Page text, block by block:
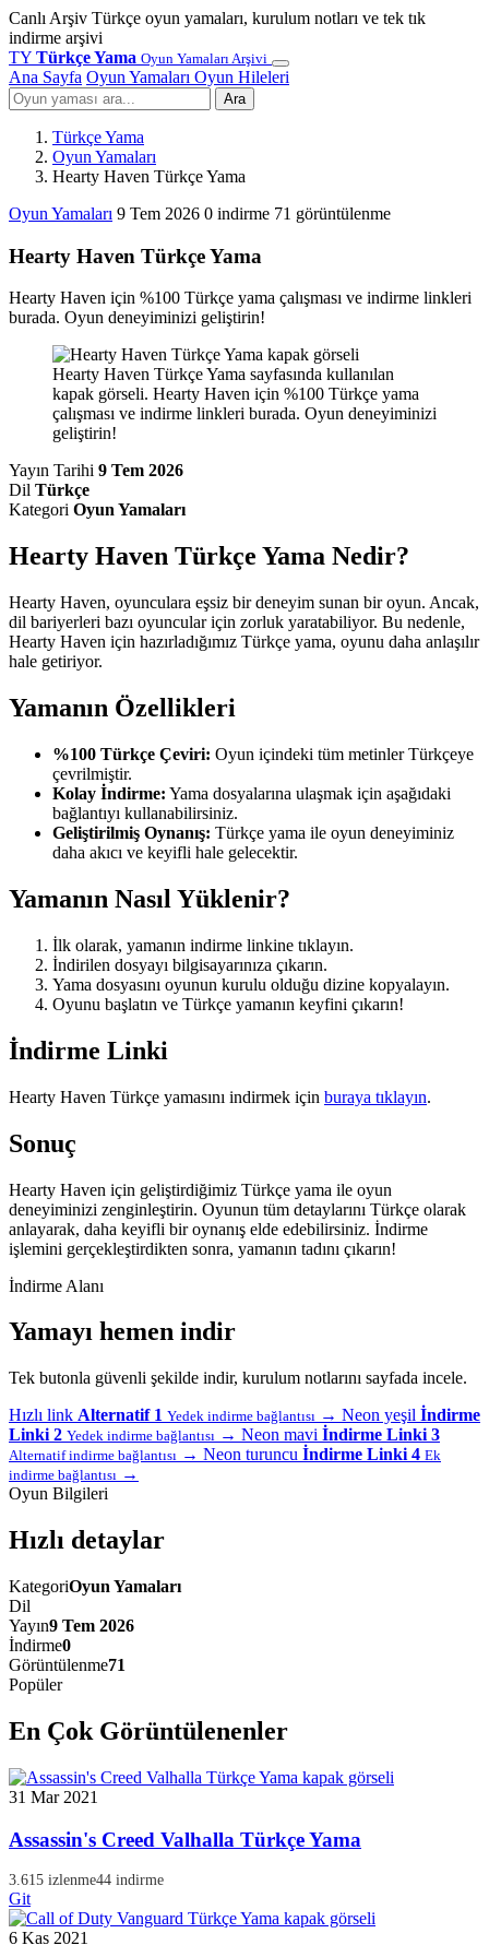
Canlı Arşiv Türkçe oyun yamaları, kurulum notları ve tek tık
indirme arşivi
TY Türkçe Yama Oyun Yamaları Arşivi
Ana Sayfa Oyun Yamaları Oyun Hileleri
Ara
Türkçe Yama
Oyun Yamaları
Hearty Haven Türkçe Yama
Oyun Yamaları 9 Tem 2026 0 indirme 71 görüntülenme
Hearty Haven Türkçe Yama
Hearty Haven için %100 Türkçe yama çalışması ve indirme linkleri
burada. Oyun deneyiminizi geliştirin!
Hearty Haven Türkçe Yama sayfasında kullanılan
kapak görseli. Hearty Haven için %100 Türkçe yama
çalışması ve indirme linkleri burada. Oyun deneyiminizi
geliştirin!
Yayın Tarihi 9 Tem 2026
Dil Türkçe
Kategori Oyun Yamaları
Hearty Haven Türkçe Yama Nedir?
Hearty Haven, oyunculara eşsiz bir deneyim sunan bir oyun. Ancak,
dil bariyerleri bazı oyuncular için zorluk yaratabiliyor. Bu nedenle,
Hearty Haven için hazırladığımız Türkçe yama, oyunu daha anlaşılır
hale getiriyor.
Yamanın Özellikleri
%100 Türkçe Çeviri: Oyun içindeki tüm metinler Türkçeye
çevrilmiştir.
Kolay İndirme: Yama dosyalarına ulaşmak için aşağıdaki
bağlantıyı kullanabilirsiniz.
Geliştirilmiş Oynanış: Türkçe yama ile oyun deneyiminiz
daha akıcı ve keyifli hale gelecektir.
Yamanın Nasıl Yüklenir?
İlk olarak, yamanın indirme linkine tıklayın.
İndirilen dosyayı bilgisayarınıza çıkarın.
Yama dosyasını oyunun kurulu olduğu dizine kopyalayın.
Oyunu başlatın ve Türkçe yamanın keyfini çıkarın!
İndirme Linki
Hearty Haven Türkçe yamasını indirmek için buraya tıklayın.
Sonuç
Hearty Haven için geliştirdiğimiz Türkçe yama ile oyun
deneyiminizi zenginleştirin. Oyunun tüm detaylarını Türkçe olarak
anlayarak, daha keyifli bir oynanış elde edebilirsiniz. İndirme
işlemini gerçekleştirdikten sonra, yamanın tadını çıkarın!
İndirme Alanı
Yamayı hemen indir
Tek butonla güvenli şekilde indir, kurulum notlarını sayfada incele.
Hızlı link Alternatif 1 Yedek indirme bağlantısı → Neon yeşil İndirme
Linki 2 Yedek indirme bağlantısı → Neon mavi İndirme Linki 3
Alternatif indirme bağlantısı → Neon turuncu İndirme Linki 4 Ek
indirme bağlantısı →
Oyun Bilgileri
Hızlı detaylar
KategoriOyun Yamaları
Dil
Yayın9 Tem 2026
İndirme0
Görüntülenme71
Popüler
En Çok Görüntülenenler
31 Mar 2021
Assassin's Creed Valhalla Türkçe Yama
3.615 izlenme44 indirme
Git
6 Kas 2021